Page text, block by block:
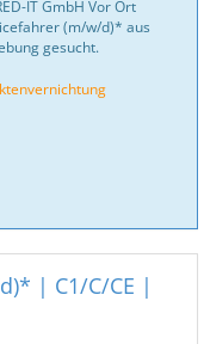
IT GmbH Vor Ort
(m/w/d)* aus
gesucht.
| C1/C/CE |